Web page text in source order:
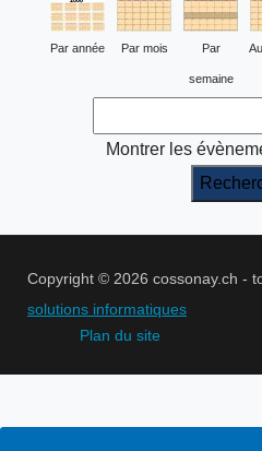
Par année Par mois Par
semaine
Montrer les
Copyright © 2026 cossonay.ch -
solutions informatiques
Plan du site